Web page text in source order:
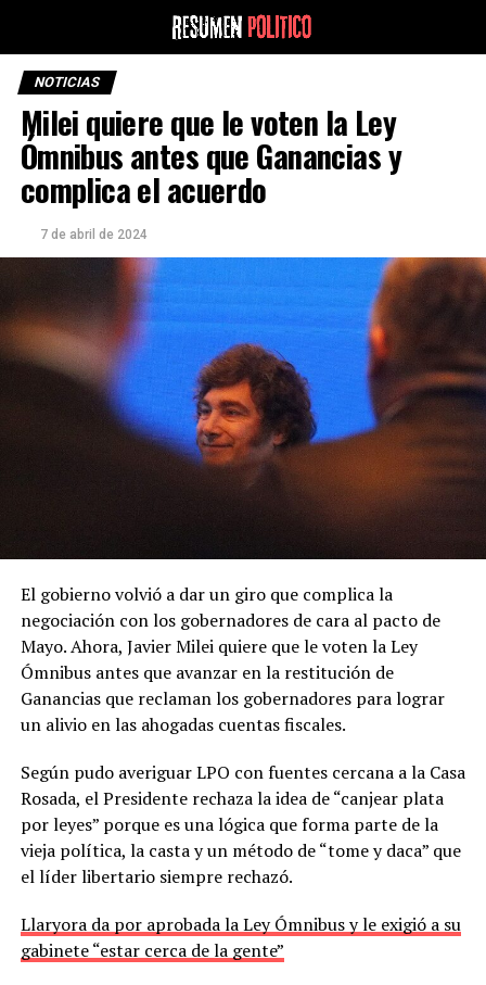
NOTICIAS
Milei quiere que le voten la Ley
Ómnibus antes que Ganancias y
complica el acuerdo
7 de abril de 2024
El gobierno volvió a dar un giro que complica la
negociación con los gobernadores de cara al pacto de
Mayo. Ahora, Javier Milei quiere que le voten la Ley
Ómnibus antes que avanzar en la restitución de
Ganancias que reclaman los gobernadores para lograr
un alivio en las ahogadas cuentas fiscales.
Según pudo averiguar LPO con fuentes cercana a la Casa
Rosada, el Presidente rechaza la idea de “canjear plata
por leyes” porque es una lógica que forma parte de la
vieja política, la casta y un método de “tome y daca” que
el líder libertario siempre rechazó.
Llaryora da por aprobada la Ley Ómnibus y le exigió a su
gabinete “estar cerca de la gente”